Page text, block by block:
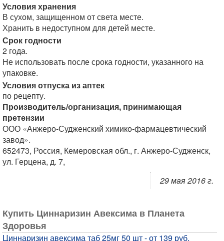
Условия хранения
В сухом, защищенном от света месте.
Хранить в недоступном для детей месте.
Срок годности
2 года.
Не использовать после срока годности, указанного на
упаковке.
Условия отпуска из аптек
по рецепту.
Производитель/организация, принимающая
претензии
ООО «Анжеро-Судженский химико-фармацевтический
завод».
652473, Россия, Кемеровская обл., г. Анжеро-Судженск,
ул. Герцена, д. 7,
29 мая 2016 г.
Купить Циннаризин Авексима в Планета
Здоровья
Циннаризин авексима таб 25мг 50 шт - от 139 руб.